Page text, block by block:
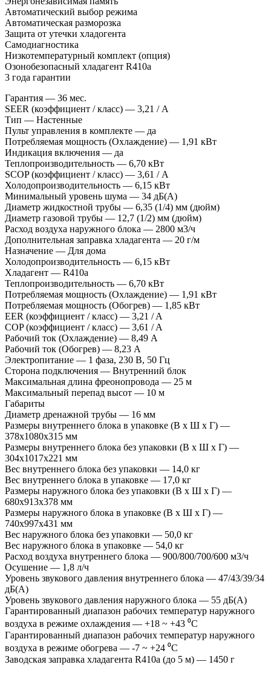
Автоматический выбор режима
Автоматическая разморозка
Защита от утечки хладогента
Самодиагностика
Низкотемпературный комплект (опция)
Озонобезопасный хладагент R410a
3 года гарантии
Гарантия — 36 мес.
SEER (коэффициент / класс) — 3,21 / А
Тип — Настенные
Пульт управления в комплекте — да
Потребляемая мощность (Охлаждение) — 1,91 кВт
Индикация включения — да
Теплопроизводительность — 6,70 кВт
SCOP (коэффициент / класс) — 3,61 / А
Холодопроизводительность — 6,15 кВт
Минимальный уровень шума — 34 дБ(А)
Диаметр жидкостной трубы — 6,35 (1/4) мм (дюйм)
Диаметр газовой трубы — 12,7 (1/2) мм (дюйм)
Расход воздуха наружного блока — 2800 м3/ч
Дополнительная заправка хладагента — 20 г/м
Назначение — Для дома
Холодопроизводительность — 6,15 кВт
Хладагент — R410a
Теплопроизводительность — 6,70 кВт
Потребляемая мощность (Охлаждение) — 1,91 кВт
Потребляемая мощность (Обогрев) — 1,85 кВт
EER (коэффициент / класс) — 3,21 / A
COP (коэффициент / класс) — 3,61 / A
Рабочий ток (Охлаждение) — 8,49 A
Рабочий ток (Обогрев) — 8,23 А
Электропитание — 1 фаза, 230 В, 50 Гц
Сторона подключения — Внутренний блок
Максимальная длина фреонопровода — 25 м
Максимальный перепад высот — 10 м
Габариты
Диаметр дренажной трубы — 16 мм
Размеры внутреннего блока в упаковке (В х Ш х Г) —
378x1080x315 мм
Размеры внутреннего блока без упаковки (В х Ш х Г) —
304x1017x221 мм
Вес внутреннего блока без упаковки — 14,0 кг
Вес внутреннего блока в упаковке — 17,0 кг
Размеры наружного блока без упаковки (В х Ш х Г) —
680x913x378 мм
Размеры наружного блока в упаковке (В х Ш х Г) —
740x997x431 мм
Вес наружного блока без упаковки — 50,0 кг
Вес наружного блока в упаковке — 54,0 кг
Расход воздуха внутреннего блока — 900/800/700/600 м3/ч
Осушение — 1,8 л/ч
Уровень звукового давления внутреннего блока — 47/43/39/34
дБ(А)
Уровень звукового давления наружного блока — 55 дБ(А)
Гарантированный диапазон рабочих температур наружного
воздуха в режиме охлаждения — +18 ~ +43 ⁰С
Гарантированный диапазон рабочих температур наружного
воздуха в режиме обогрева — -7 ~ +24 ⁰С
Заводская заправка хладагента R410a (до 5 м) — 1450 г